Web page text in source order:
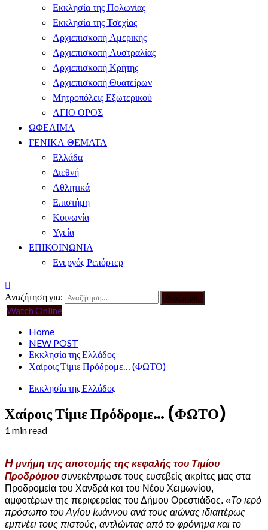
Εκκλησία της Πολωνίας
Εκκλησία της Τσεχίας
Αρχιεπισκοπή Αμερικής
Αρχιεπισκοπή Αυστραλίας
Αρχιεπισκοπή Κρήτης
Αρχιεπισκοπή Θυατείρων
Μητροπόλεις Εξωτερικού
ΑΓΙΟ ΟΡΟΣ
ΩΦΕΛΙΜΑ
ΓΕΝΙΚΑ ΘΕΜΑΤΑ
Ελλάδα
Διεθνή
Αθλητικά
Επιστήμη
Κοινωνία
Υγεία
ΕΠΙΚΟΙΝΩΝΙΑ
Ενεργός Ρεπόρτερ
Αναζήτηση για:
Watch Online
Home
NEW POST
Εκκλησία της Ελλάδος
Χαίροις Τίμιε Πρόδρομε… (ΦΩΤΟ)
Εκκλησία της Ελλάδος
Χαίροις Τίμιε Πρόδρομε… (ΦΩΤΟ)
1 min read
Η μνήμη της αποτομής της κεφαλής του Τιμίου
Προδρόμου συνεκέντρωσε τους ευσεβείς ακρίτες μας στα
Προδρομεία του Χανδρά και του Νέου Χειμωνίου,
αμφοτέρων της περιφερείας του Δήμου Ορεστιάδος. «Το ιερό
πρόσωπο του Αγίου Ιωάννου ανά τους αιώνας ιδιαιτέρως
εμπνέει τους πιστούς, αντλώντας από το φρόνημα και το